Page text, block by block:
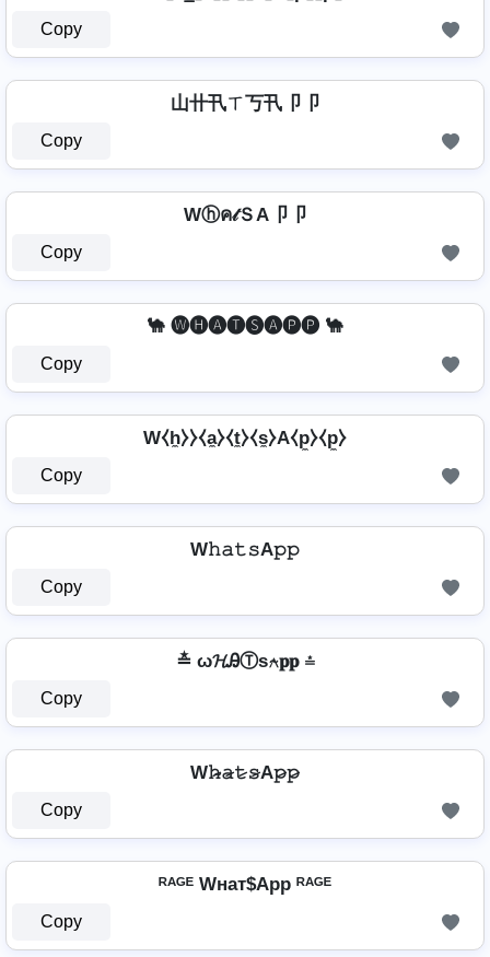
Copy
山卄卂ㄒ丂卂卩卩
Copy
Wⓗค𝓉ＳA卩卩
Copy
🐪 🅦🅗🅐🅣🅢🅐🅟🅟 🐪
Copy
W⧼h̼⧽⧽⧼a̼⧽⧼t̼⧽⧼s̼⧽A⧼p̼⧽⧼p̼⧽
Copy
W𝚑𝚊𝚝𝚜A𝚙𝚙
Copy
≛ ω𝓗ᎯⓉѕ⍲𝐩𝐩 ≛
Copy
W𝚑̷̴𝚊̷𝚝̷𝚜̷A𝚙̷𝚙̷
Copy
ᴿᴬᴳᴱ Wнат$App ᴿᴬᴳᴱ
Copy